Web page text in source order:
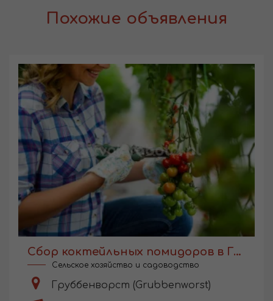
Похожие объявления
Сбор коктейльных помидоров в Голландии
Сельское хозяйство и садоводство
Груббенворст (Grubbenworst)